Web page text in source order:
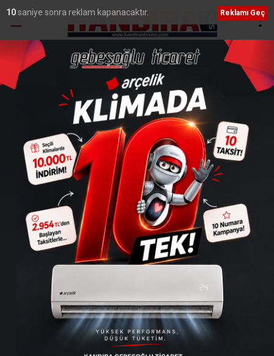
Ana Sayfa›Adliye
Kandıra Sahillerinde Gıda
Denetimi: Kurallara
Uymayan İşletmelere
Yaptırım
9saniye sonra reklam kapanacaktır. Reklamı Geç